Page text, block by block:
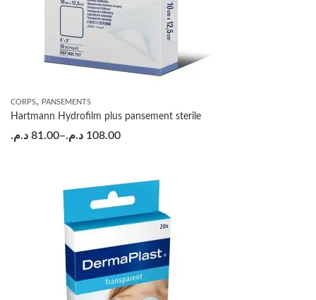
CORPS, PANSEMENTS
Hartmann Hydrofilm plus pansement sterile
81.00 د.م. – 108.00 د.م.